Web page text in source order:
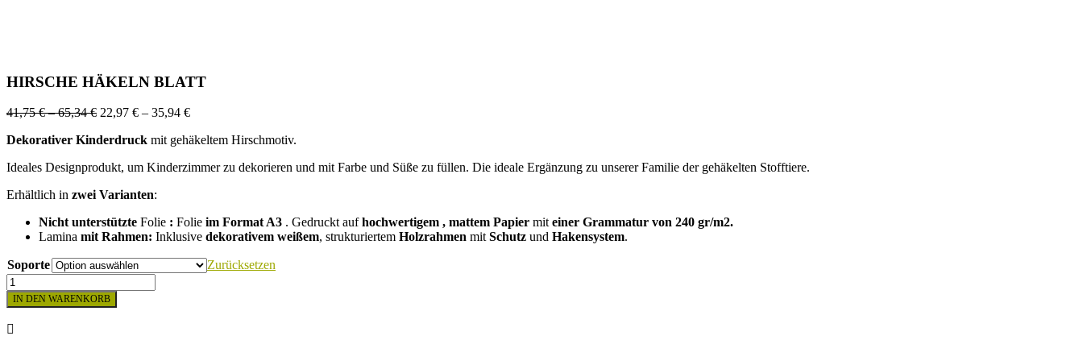
HIRSCHE HÄKELN BLATT
41,75€ –65,34€Preisspanne:
bis
22,97 € – 35,94 €Preisspanne:
bis
Dekorativer Kinderdruck mit gehäkeltem Hirschmotiv.
Ideales Designprodukt, um Kinderzimmer zu dekorieren und mit Farbe und Süße zu füllen. Die ideale Ergänzung zu unserer Familie der gehäkelten Stofftiere.
Erhältlich in zwei Varianten:
Nicht unterstützte Folie : Folie im Format A3 . Gedruckt aufhochwertigem , mattem Papier miteiner Grammatur von 240 gr/m2.
Lamina mit Rahmen: Inklusive dekorativem weißem, strukturiertem Holzrahmen mitSchutz und Hakensystem.
Soporte
Zurücksetzen
HIRSCHE
HÄKELN
BLATT
Menge
IN DEN WARENKORB